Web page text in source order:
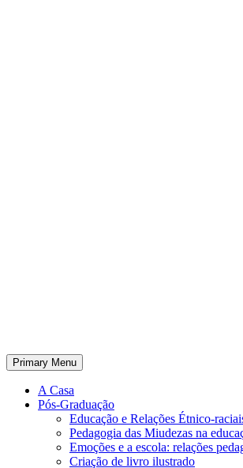
Primary Menu
A Casa
Pós-Graduação
Educação e Relações Étnico-
Pedagogia das Miudezas na
Emoções e a escola: relações
Criação de livro ilustrado